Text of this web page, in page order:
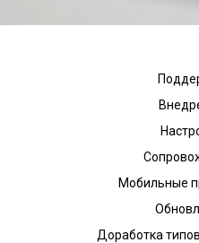
Мобильные
Доработка